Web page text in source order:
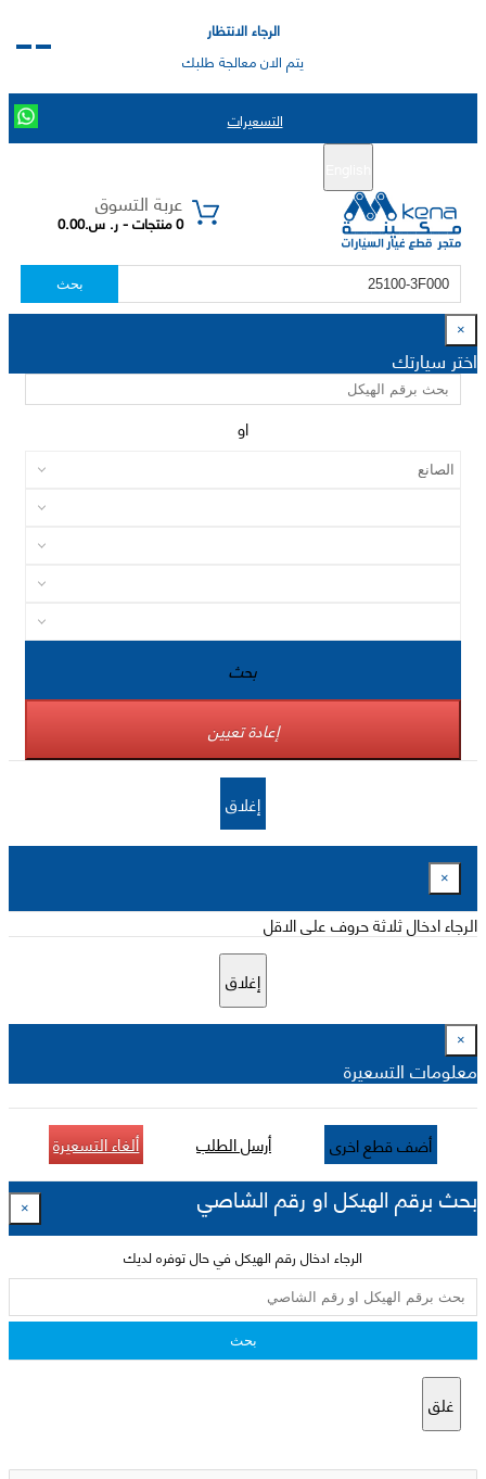
الرجاء الانتظار
يتم الان معالجة طلبك
التسعيرات
عربة التسوق
0 منتجات - ر. س.0.00
بحث
×
اختر سيارتك
او
بحث
إعادة تعيين
إغلاق
×
الرجاء ادخال ثلاثة حروف على الاقل
إغلاق
×
معلومات التسعيرة
أضف قطع اخرى أرسل الطلب ألغاء التسعيرة
بحث برقم الهيكل او رقم الشاصي ×
الرجاء ادخال رقم الهيكل في حال توفره لديك
بحث
غلق